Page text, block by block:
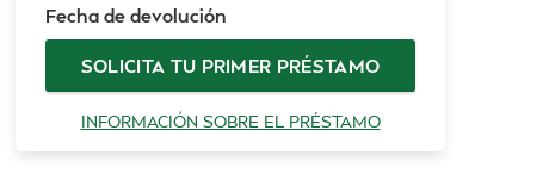
Fecha de devolución
SOLICITA TU PRIMER PRÉSTAMO
INFORMACIÓN SOBRE EL PRÉSTAMO